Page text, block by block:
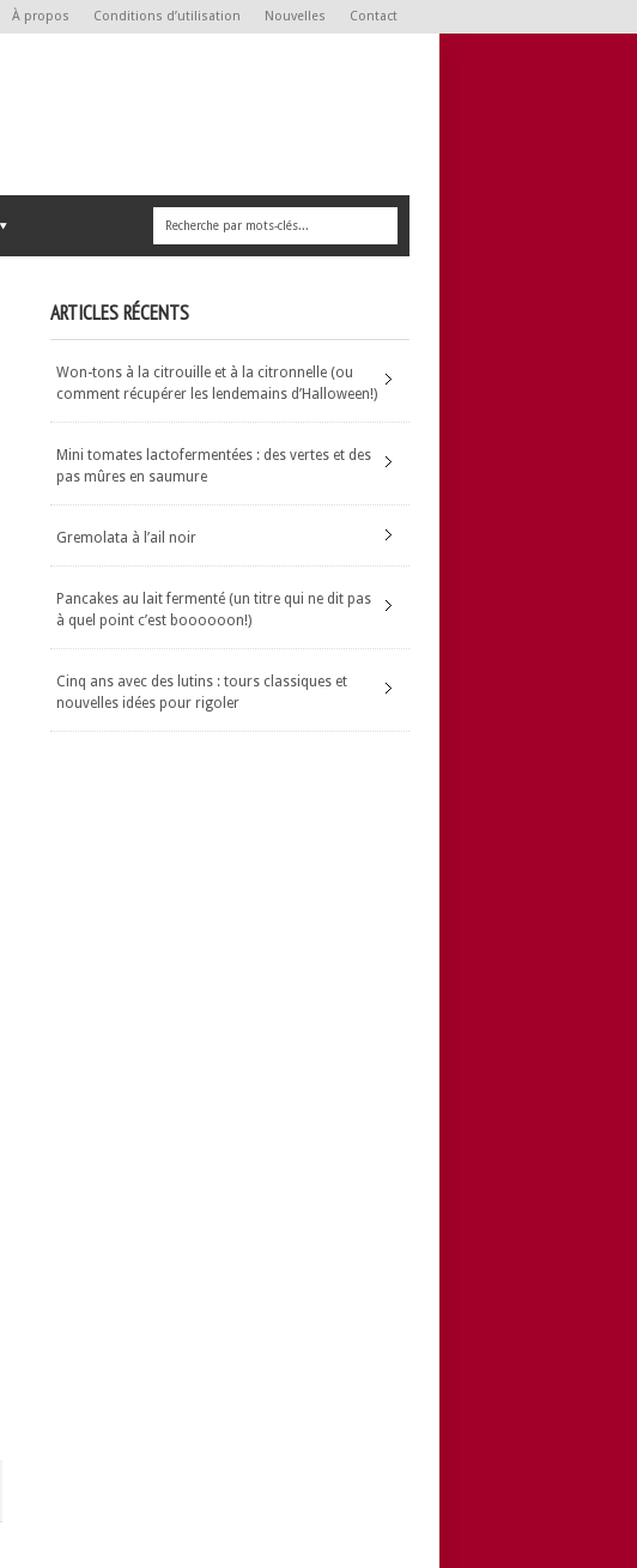
À propos Conditions d’utilisation Nouvelles Contact
ARTICLES RÉCENTS
Won-tons à la citrouille et à la citronnelle (ou
comment récupérer les lendemains d’Halloween!)
Mini tomates lactofermentées : des vertes et des
pas mûres en saumure
Gremolata à l’ail noir
Pancakes au lait fermenté (un titre qui ne dit pas
à quel point c’est boooooon!)
Cinq ans avec des lutins : tours classiques et
nouvelles idées pour rigoler